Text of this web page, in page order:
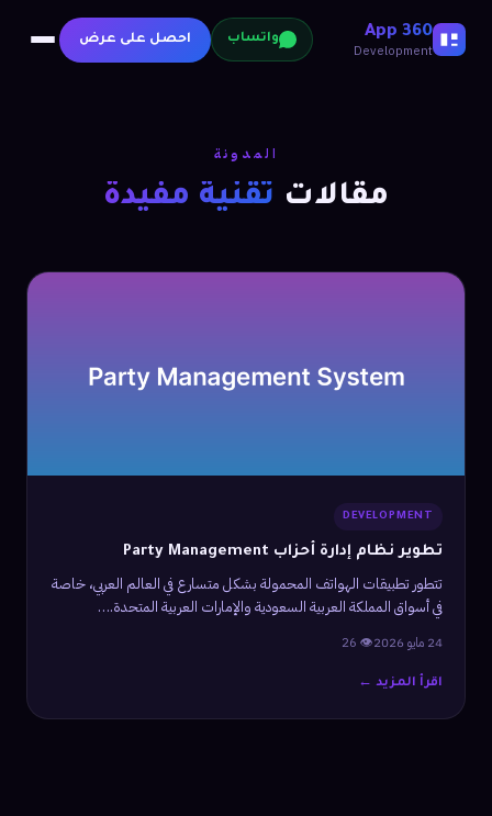
360 App
Development
واتساب احصل على عرض
المدونة
مقالات تقنية مفيدة
DEVELOPMENT
تطوير نظام إدارة أحزاب Party Management
تتطور تطبيقات الهواتف المحمولة بشكل متسارع في العالم العربي، خاصة
في أسواق المملكة العربية السعودية والإمارات العربية المتحدة.…
24 مايو 2026 👁 26
اقرأ المزيد ←